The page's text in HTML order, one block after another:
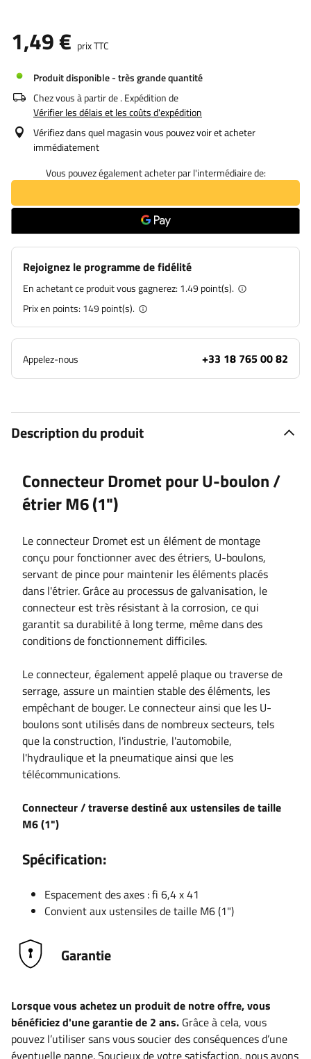
1,49 € prix TTC
Produit disponible - très grande quantité
Chez vous à partir de. Expédition de
Vérifier les délais et les coûts d'expédition
Vérifiez dans quel magasin vous pouvez voir et acheter
immédiatement
Vous pouvez également acheter par l'intermédiaire de:
Rejoignez le programme de fidélité
En achetant ce produit vous gagnerez: 1.49 point(s).
Prix en points: 149point(s).
Appelez-nous +33 18 765 00 82
Description du produit
Connecteur Dromet pour U-boulon /
étrierM6 (1")
Le connecteur Dromet est un élément de montage
conçu pour fonctionner avec des étriers, U-boulons,
servant de pince pour maintenir les éléments placés
dans l'étrier. Grâce au processus de galvanisation, le
connecteur est très résistant à la corrosion, ce qui
garantit sa durabilité à long terme, même dans des
conditions de fonctionnement difficiles.
Le connecteur, également appelé plaque ou traverse de
serrage, assure un maintien stable des éléments, les
empêchant de bouger. Le connecteur ainsi que les U-
boulons sont utilisés dans de nombreux secteurs, tels
que la construction, l'industrie, l'automobile,
l'hydraulique et la pneumatique ainsi que les
télécommunications.
Connecteur / traverse destiné aux ustensiles de taille
M6 (1")
Spécification:
Espacement des axes : fi 6,4 x 41
Convient aux ustensiles de taille M6 (1")
Garantie
Lorsque vous achetez un produit de notre offre, vous
bénéficiez d'une garantie de 2 ans. Grâce à cela, vous
pouvez l’utiliser sans vous soucier des conséquences d’une
éventuelle panne. Soucieux de votre satisfaction, nous avons